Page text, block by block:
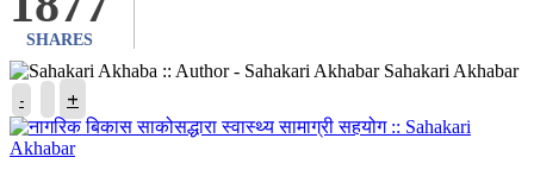
SHARES
Sahakari Akhabar
- +